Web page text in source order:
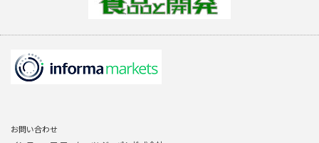
お問い合わせ